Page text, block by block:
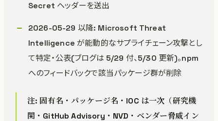
Secret ヘッダーを送出
2026-05-29 以降: Microsoft Threat
Intelligence が能動的なサプライチェーン攻撃とし
て特定・公表(ブログは 5/29 付、5/30 更新)。npm
へのフィードバックで該当パッケージ群が削除
注: 固有名・パッケージ名・IOC は一次（研究機
関・GitHub Advisory・NVD・ベンダー脅威イン